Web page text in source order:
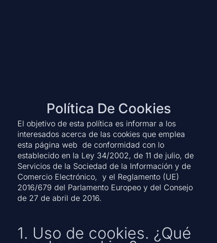
Política De Cookies
El objetivo de esta política es informar a los
interesados acerca de las cookies que emplea
esta página web de conformidad con lo
establecido en la Ley 34/2002, de 11 de julio, de
Servicios de la Sociedad de la Información y de
Comercio Electrónico, y el Reglamento (UE)
2016/679 del Parlamento Europeo y del Consejo
de 27 de abril de 2016.
1. Uso de cookies. ¿Qué